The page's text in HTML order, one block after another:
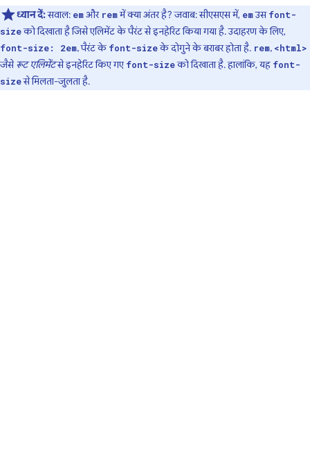
ध्यान दें:सवाल: emऔर remमें क्या अंतर है? जवाब: सीएसएस में, emउसfont-
sizeको दिखाता है जिसे एलिमेंट के पैरंट से इनहेरिट किया गया है. उदाहरण के लिए,
font-size: 2em, पैरंट के font-sizeके दोगुने के बराबर होता है. rem, <html>
जैसेरूट एलिमेंटसे इनहेरिट किए गए font-sizeको दिखाता है. हालांकि, यह font-
sizeसे मिलता-जुलता है.